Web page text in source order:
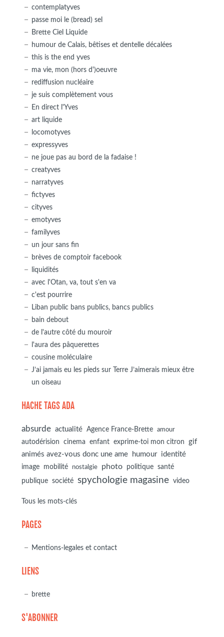
contemplatyves
passe moi le (bread) sel
Brette Ciel Liquide
humour de Calais, bêtises et dentelle décalées
this is the end yves
ma vie, mon (hors d')oeuvre
rediffusion nucléaire
je suis complètement vous
En direct l'Yves
art liquide
locomotyves
expressyves
ne joue pas au bord de la fadaise !
creatyves
narratyves
fictyves
cityves
emotyves
familyves
un jour sans fin
brèves de comptoir facebook
liquidités
avec l'Otan, va, tout s'en va
c'est pourrire
Liban public bans publics, bancs publics
bain debout
de l'autre côté du mouroir
l'aura des pâquerettes
cousine moléculaire
J’ai jamais eu les pieds sur Terre J’aimerais mieux être
un oiseau
HACHE TAGS ADA
absurde actualité Agence France-Brette amour
autodérision cinema enfant exprime-toi mon citron
gif
animés avez-vous donc une ame
humour identité
image mobilité nostalgie photo politique
santé
publique
société spychologie magasine video
Tous les mots-clés
PAGES
Mentions-legales et contact
LIENS
brette
S'ABONNER